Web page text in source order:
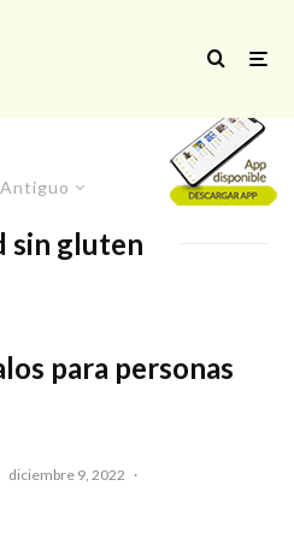
sin gluten
para personas
diciembre 9, 2022 ·